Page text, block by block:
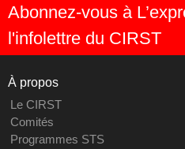
Abonnez-vous à
l'infolettre du CIRST
À propos
Le CIRST
Comités
Programmes STS